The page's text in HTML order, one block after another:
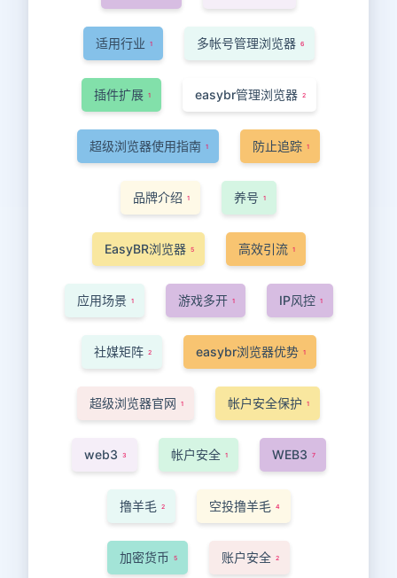
适用行业 1 多帐号管理浏览器 6
插件扩展 1 easybr管理浏览器 2
超级浏览器使用指南 1 防止追踪 1
品牌介绍 1 养号 1
EasyBR浏览器 5 高效引流 1
应用场景 1 游戏多开 1 IP风控 1
社媒矩阵 2 easybr浏览器优势 1
超级浏览器官网 1 帐户安全保护 1
web3 3 帐户安全 1 WEB3 7
撸羊毛 2 空投撸羊毛 4
加密货币 5 账户安全 2